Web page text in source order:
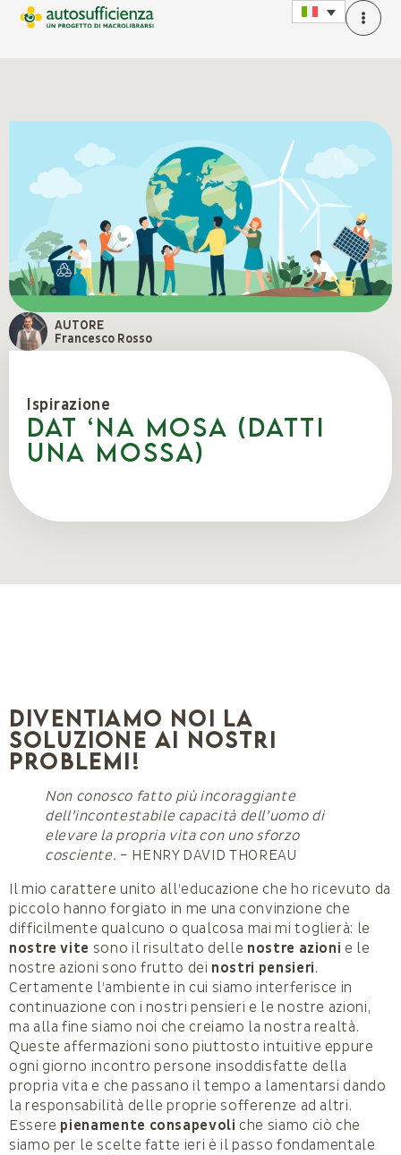
AUTORE
Francesco Rosso
Ispirazione
Dat ‘na mosa (Datti
una mossa)
Diventiamo noi la
soluzione ai nostri
problemi!
Non conosco fatto più incoraggiante
dell’incontestabile capacità dell’uomo di
elevare la propria vita con uno sforzo
cosciente. – HENRY DAVID THOREAU
Il mio carattere unito all’educazione che ho ricevuto da
piccolo hanno forgiato in me una convinzione che
difficilmente qualcuno o qualcosa mai mi toglierà: le
nostre vite sono il risultato delle nostre azioni e le
nostre azioni sono frutto dei nostri pensieri.
Certamente l’ambiente in cui siamo interferisce in
continuazione con i nostri pensieri e le nostre azioni,
ma alla fine siamo noi che creiamo la nostra realtà.
Queste affermazioni sono piuttosto intuitive eppure
ogni giorno incontro persone insoddisfatte della
propria vita e che passano il tempo a lamentarsi dando
la responsabilità delle proprie sofferenze ad altri.
Essere pienamente consapevoli che siamo ciò che
siamo per le scelte fatte ieri è il passo fondamentale